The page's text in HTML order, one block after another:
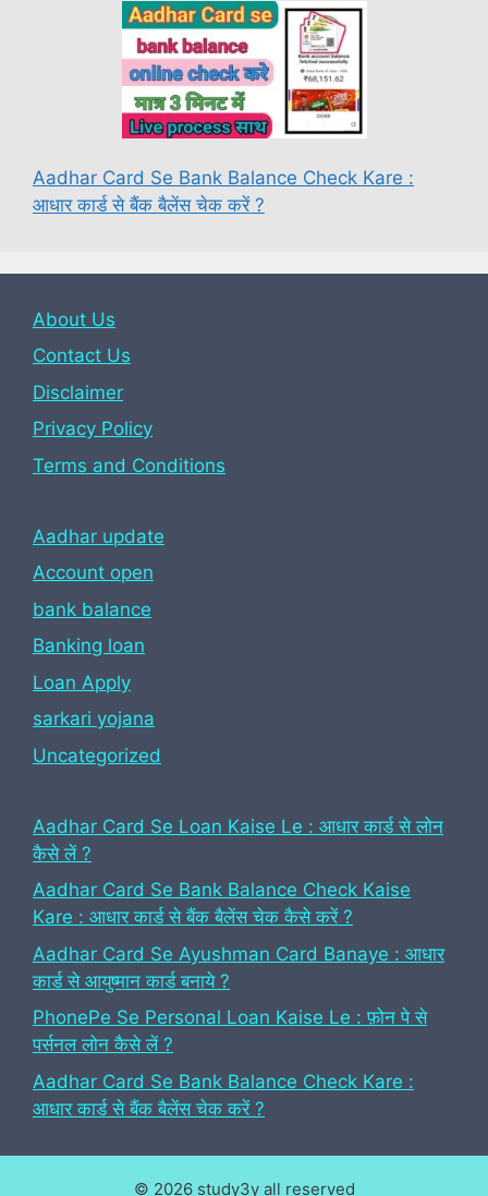
Aadhar Card Se Bank Balance Check Kare :
आधार कार्ड से बैंक बैलेंस चेक करें ?
About Us
Contact Us
Disclaimer
Privacy Policy
Terms and Conditions
Aadhar update
Account open
bank balance
Banking loan
Loan Apply
sarkari yojana
Uncategorized
Aadhar Card Se Loan Kaise Le : आधार कार्ड से लोन
कैसे लें ?
Aadhar Card Se Bank Balance Check Kaise
Kare : आधार कार्ड से बैंक बैलेंस चेक कैसे करें ?
Aadhar Card Se Ayushman Card Banaye : आधार
कार्ड से आयुष्मान कार्ड बनाये ?
PhonePe Se Personal Loan Kaise Le : फ़ोन पे से
पर्सनल लोन कैसे लें ?
Aadhar Card Se Bank Balance Check Kare :
आधार कार्ड से बैंक बैलेंस चेक करें ?
© 2026 study3y all reserved